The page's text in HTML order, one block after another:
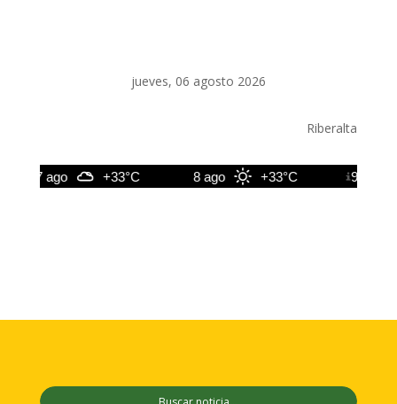
jueves, 06 agosto 2026
Riberalta
7 ago +33°C 8 ago +33°C 9 ago